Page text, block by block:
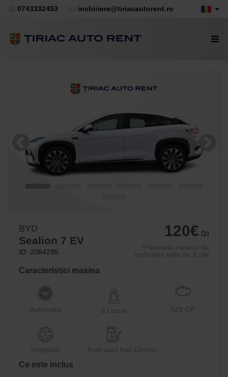
0743332453 inchiriere@tiriacautorent.ro
BYD
Sealion 7 EV
ID: 2064295
120€ /zi
*Perioada minima de
inchiriere este de 3 zile
Caracteristici masina
Automata 5 Locuri 523 CP
Integrala front.cars.fuel.Electric
Ce este inclus